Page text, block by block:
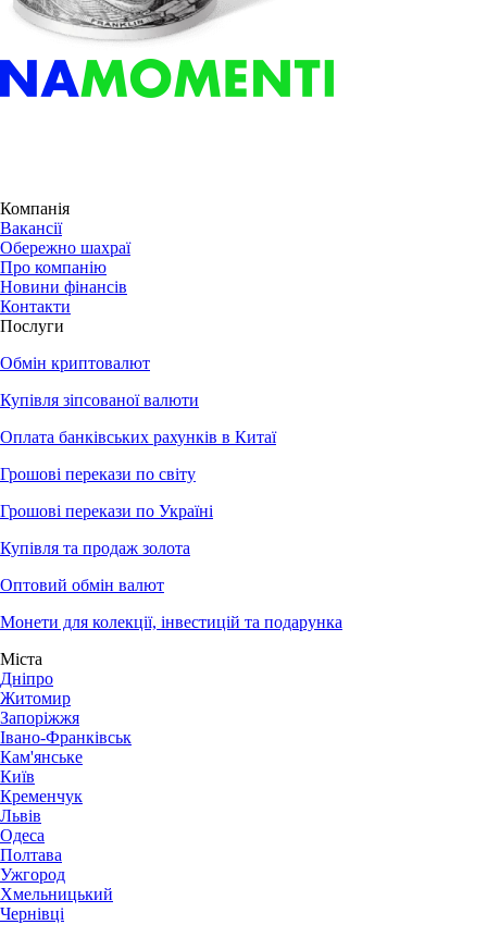
Компанія
Вакансії
Обережно шахраї
Про компанію
Новини фінансів
Контакти
Послуги
Обмін криптовалют
Купівля зіпсованої валюти
Оплата банківських рахунків в Китаї
Грошові перекази по світу
Грошові перекази по Україні
Купівля та продаж золота
Оптовий обмін валют
Монети для колекції, інвестицій та подарунка
Міста
Дніпро
Житомир
Запоріжжя
Івано-Франківськ
Кам'янське
Київ
Кременчук
Львів
Одеса
Полтава
Ужгород
Хмельницький
Чернівці